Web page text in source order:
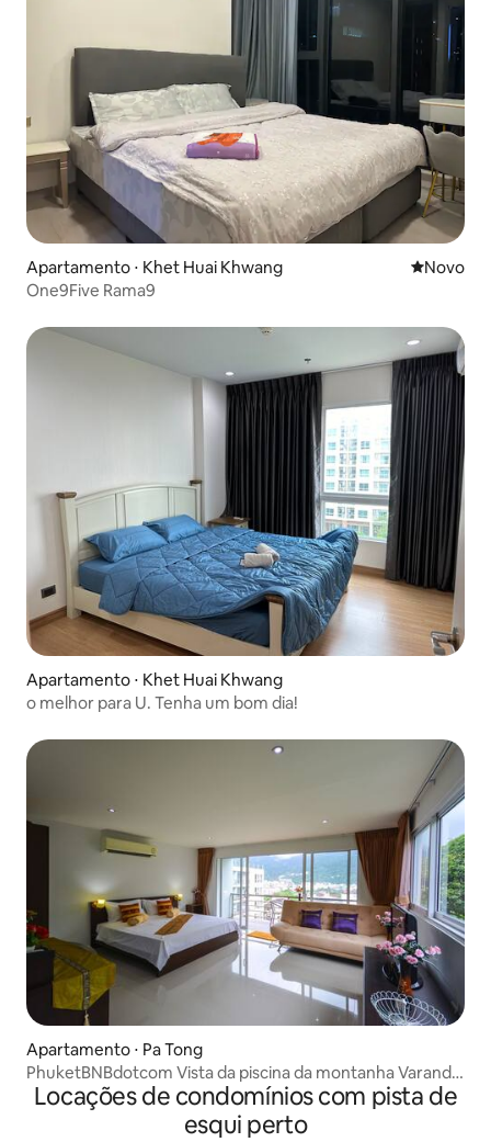
Apartamento ⋅ Khet Huai Khwang Novo
Novo
One9Five Rama9
Apartamento ⋅ Khet Huai Khwang
o melhor para U. Tenha um bom dia!
Apartamento ⋅ Pa Tong
PhuketBNBdotcom Vista da piscina da montanha Varanda
grande 45m
Locações de condomínios com pista de
esqui perto